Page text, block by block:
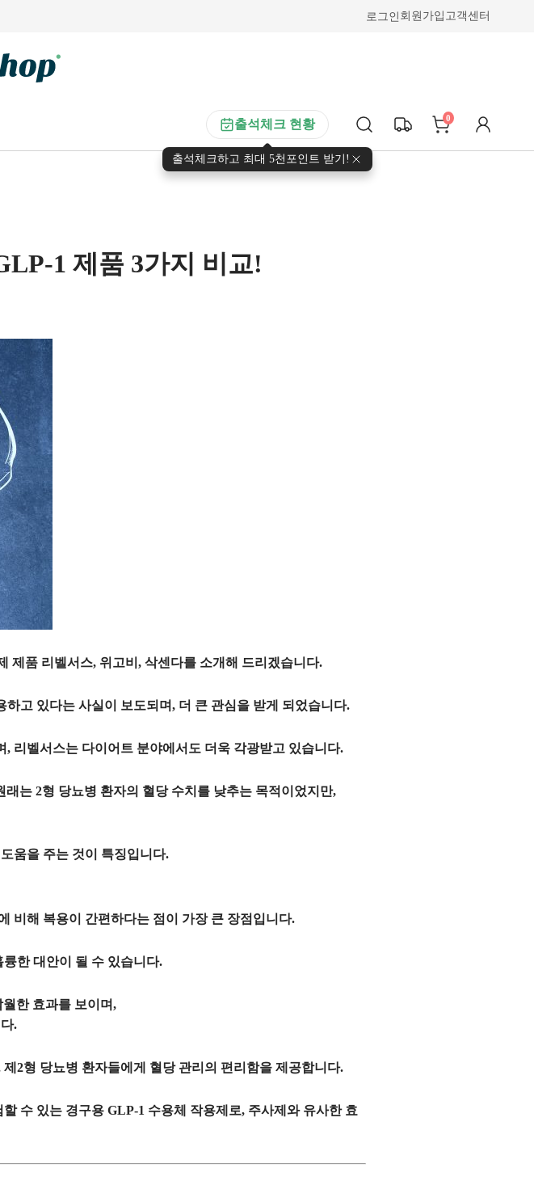
로그인 회원가입 고객센터
출석체크 현황
출석체크하고 최대 5천포인트 받기!
0
1 제품 3가지 비교!
제품 리벨서스, 위고비, 삭센다를 소개해 드리겠습니다.
하고 있다는 사실이 보도되며, 더 큰 관심을 받게 되었습니다.
, 리벨서스는 다이어트 분야에서도 더욱 각광받고 있습니다.
래는 2형 당뇨병 환자의 혈당 수치를 낮추는 목적이었지만,
움을 주는 것이 특징입니다.
비해 복용이 간편하다는 점이 가장 큰 장점입니다.
한 대안이 될 수 있습니다.
한 효과를 보이며,
.
2형 당뇨병 환자들에게 혈당 관리의 편리함을 제공합니다.
할 수 있는 경구용 GLP-1 수용체 작용제 로, 주사제와 유사한 효